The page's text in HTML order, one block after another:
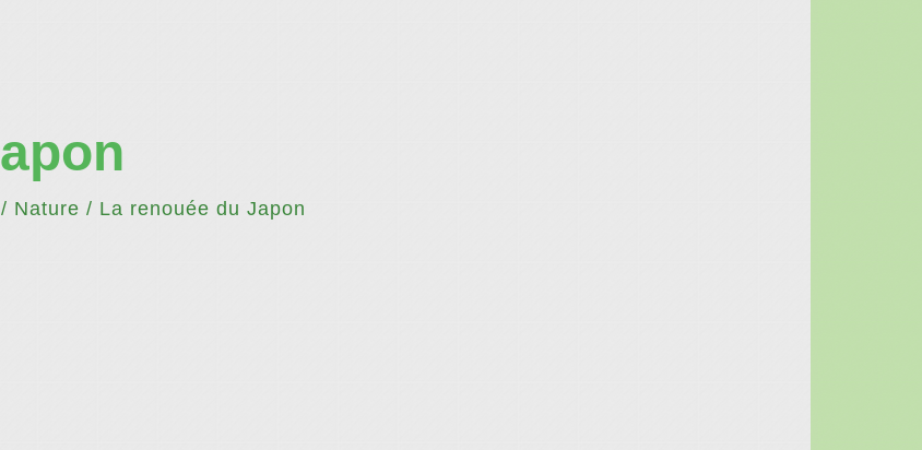
/ Nature / La renouée du Japon